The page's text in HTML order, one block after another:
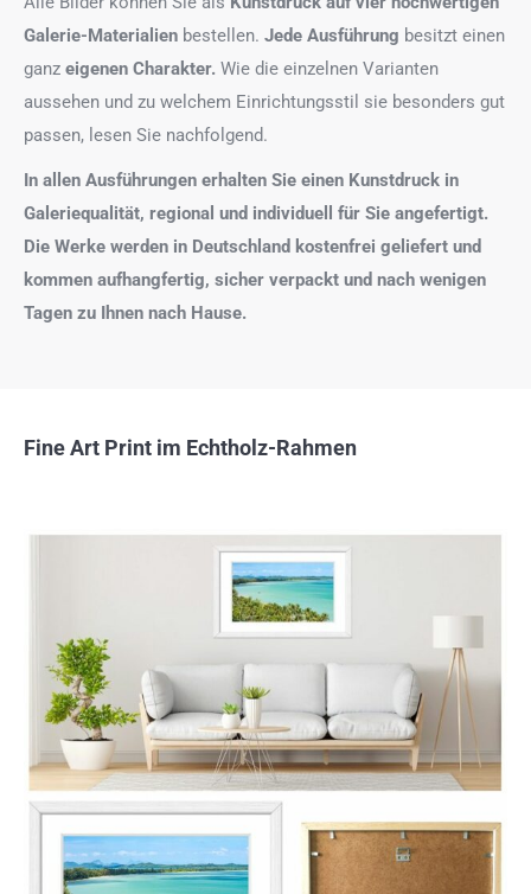
Galerie-Materialien bestellen. Jede Ausführung besitzt einen
ganz eigenen Charakter. Wie die einzelnen Varianten
aussehen und zu welchem Einrichtungsstil sie besonders gut
passen, lesen Sie nachfolgend.
In allen Ausführungen erhalten Sie einen Kunstdruck in
Galeriequalität, regional und individuell für Sie angefertigt.
Die Werke werden in Deutschland kostenfrei geliefert und
kommen aufhangfertig, sicher verpackt und nach wenigen
Tagen zu Ihnen nach Hause.
Fine Art Print im Echtholz-Rahmen